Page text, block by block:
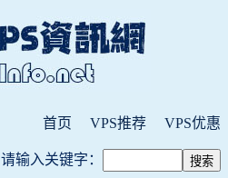
首页 VPS推荐 VPS优惠
请输入关键字：